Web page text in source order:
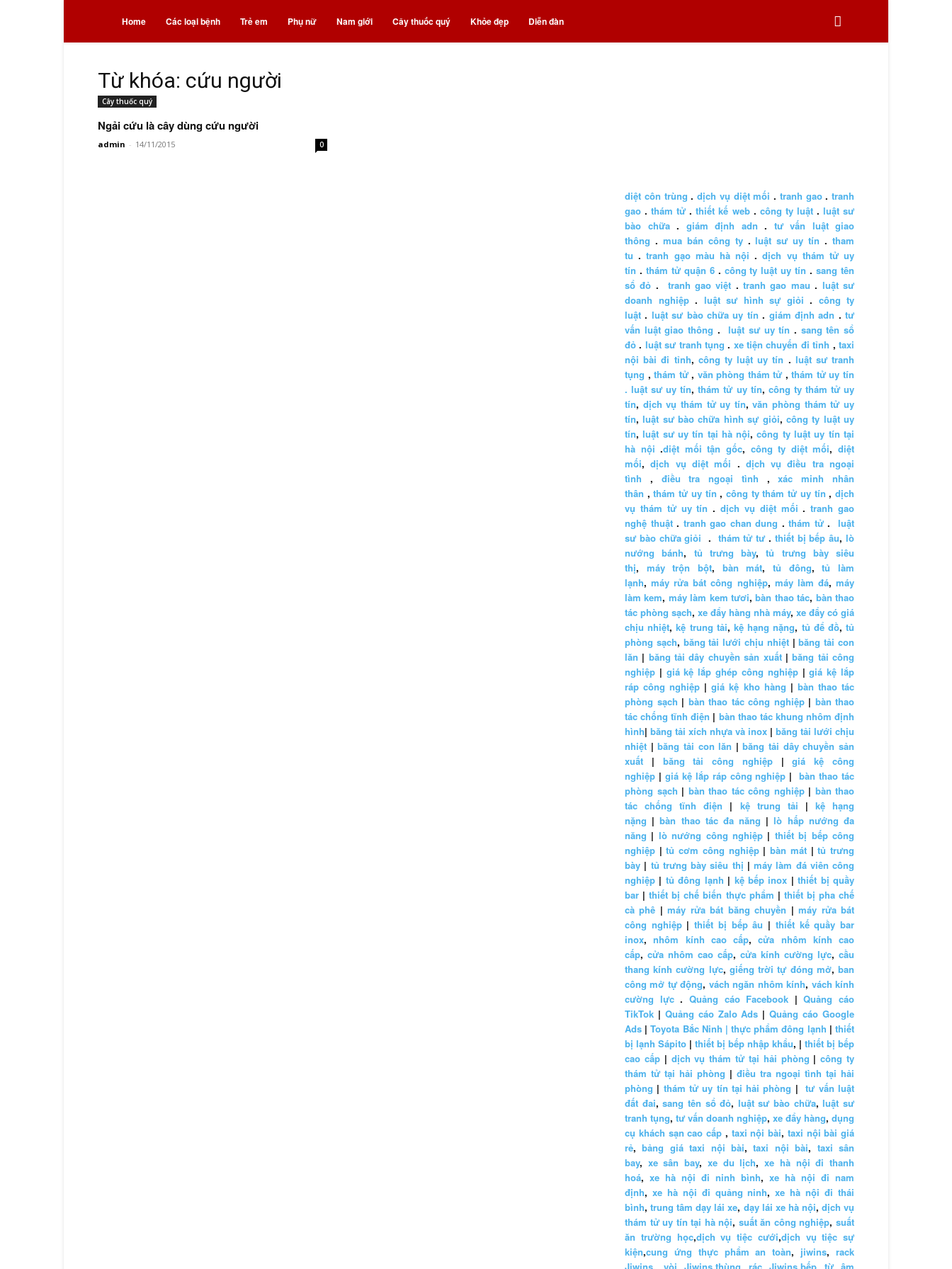
Bệnh
thuốc
Home Các loại bệnh Trẻ em Phụ nữ Nam giới Cây thuốc quý Khỏe đẹp Diễn đàn
Từ khóa: cứu người
Cây thuốc quý
Ngải cứu là cây dùng cứu người
admin - 14/11/2015 0
diệt côn trùng . dịch vụ diệt mối . tranh gao. tranh
gao .thám tử .thiết kế web. công ty luật.luật sư
bào chữa. giám định adn . tư vấn luật giao
thông . mua bán công ty.luật sư uy tín .tham
tu .tranh gạo màu hà nội .dịch vụ thám tử uy
tín . thám tử quận 6. công ty luật uy tín .sang tên
sổ đỏ . tranh gao việt .tranh gao mau . luật sư
doanh nghiệp. luật sư hình sự giỏi . công ty
luật . luật sư bào chữa uy tín . giám định adn .tư
vấn luật giao thông .luật sư uy tín . sang tên sổ
đỏ . luật sư tranh tụng . xe tiện chuyến đi tỉnh ,taxi
nội bài đi tỉnh, công ty luật uy tín . luật sư tranh
tụng ,thám tử, văn phòng thám tử ,thám tử uy tín
. luật sư uy tín,thám tử uy tín, công ty thám tử uy
tín, dịch vụ thám tử uy tín,văn phòng thám tử uy
tín,luật sư bào chữa hình sự giỏi, công ty luật uy
tín,luật sư uy tín tại hà nội,công ty luật uy tín tại
hà nội.diệt mối tận gốc, công ty diệt mối,diệt
mối,dịch vụ diệt mối . dịch vụ điều tra ngoại
tình , điều tra ngoại tình ,xác minh nhân
thân ,thám tử uy tín ,công ty thám tử uy tín ,dịch
vụ thám tử uy tín .dịch vụ diệt mối .tranh gao
nghệ thuật. tranh gao chan dung . thám tử. luật
sư bào chữa giỏi . thám tử tư . thiết bị bếp âu,lò
nướng bánh, tủ trưng bày,tủ trưng bày siêu
thị, máy trộn bột, bàn mát,tủ đông,tủ làm
lạnh,máy rửa bát công nghiệp, máy làm đá,máy
làm kem, máy làm kem tươi,bàn thao tác, bàn thao
tác phòng sạch, xe đẩy hàng nhà máy, xe đẩy có giá
chịu nhiệt,kệ trung tải, kệ hạng nặng, tủ để đồ,tủ
phòng sạch, băng tải lưới chịu nhiệt|băng tải con
lăn | băng tải dây chuyền sản xuất|băng tải công
nghiệp | giá kệ lắp ghép công nghiệp|giá kệ lắp
ráp công nghiệp |giá kệ kho hàng | bàn thao tác
phòng sạch | bàn thao tác công nghiệp| bàn thao
tác chống tĩnh điện | bàn thao tác khung nhôm định
hình| băng tải xích nhựa và inox | băng tải lưới chịu
nhiệt |băng tải con lăn |băng tải dây chuyền sản
xuất | băng tải công nghiệp|giá kệ công
nghiệp | giá kệ lắp ráp công nghiệp |bàn thao tác
phòng sạch | bàn thao tác công nghiệp| bàn thao
tác chống tĩnh điện | kệ trung tải | kệ hạng
nặng |bàn thao tác đa năng |lò hấp nướng đa
năng | lò nướng công nghiệp | thiết bị bếp công
nghiệp |tủ cơm công nghiệp|bàn mát|tủ trưng
bày | tủ trưng bày siêu thị | máy làm đá viên công
nghiệp | tủ đông lạnh | kệ bếp inox |thiết bị quầy
bar |thiết bị chế biến thực phẩm | thiết bị pha chế
cà phê |máy rửa bát băng chuyền |máy rửa bát
công nghiệp|thiết bị bếp âu | thiết kế quầy bar
inox,nhôm kính cao cấp,cửa nhôm kính cao
cấp, cửa nhôm cao cấp, cửa kính cường lực, cầu
thang kính cường lực, giếng trời tự đóng mở,ban
công mở tự động, vách ngăn nhôm kính, vách kính
cường lực. Quảng cáo Facebook |Quảng cáo
TikTok | Quảng cáo Zalo Ads |Quảng cáo Google
Ads |Toyota Bắc Ninh | thực phẩm đông lạnh |thiết
bị lạnh Sápito | thiết bị bếp nhập khẩu, | thiết bị bếp
cao cấp| dịch vụ thám tử tại hải phòng |công ty
thám tử tại hải phòng | điều tra ngoại tình tại hải
phòng | thám tử uy tín tại hải phòng |tư vấn luật
đất đai,sang tên sổ đỏ, luật sư bào chữa,luật sư
tranh tụng, tư vấn doanh nghiệp, xe đẩy hàng, dụng
cụ khách sạn cao cấp , taxi nội bài, taxi nội bài giá
rẻ,bảng giá taxi nội bài,taxi nội bài, taxi sân
bay, xe sân bay, xe du lịch,xe hà nội đi thanh
hoá, xe hà nội đi ninh bình, xe hà nội đi nam
định, xe hà nội đi quảng ninh,xe hà nội đi thái
bình,trung tâm dạy lái xe, dạy lái xe hà nội, dịch vụ
thám tử uy tín tại hà nội, suất ăn công nghiệp,suất
ăn trường học,dịch vụ tiệc cưới,dịch vụ tiệc sự
kiện,cung ứng thực phẩm an toàn, jiwins,rack